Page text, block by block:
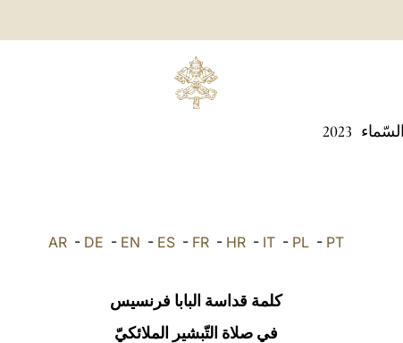
2023
AR- DE - EN - ES- FR- HR- IT- PL- PT
كلمة قداسة البابا فرنسيس
في صلاة التّبشير الملائكيّ